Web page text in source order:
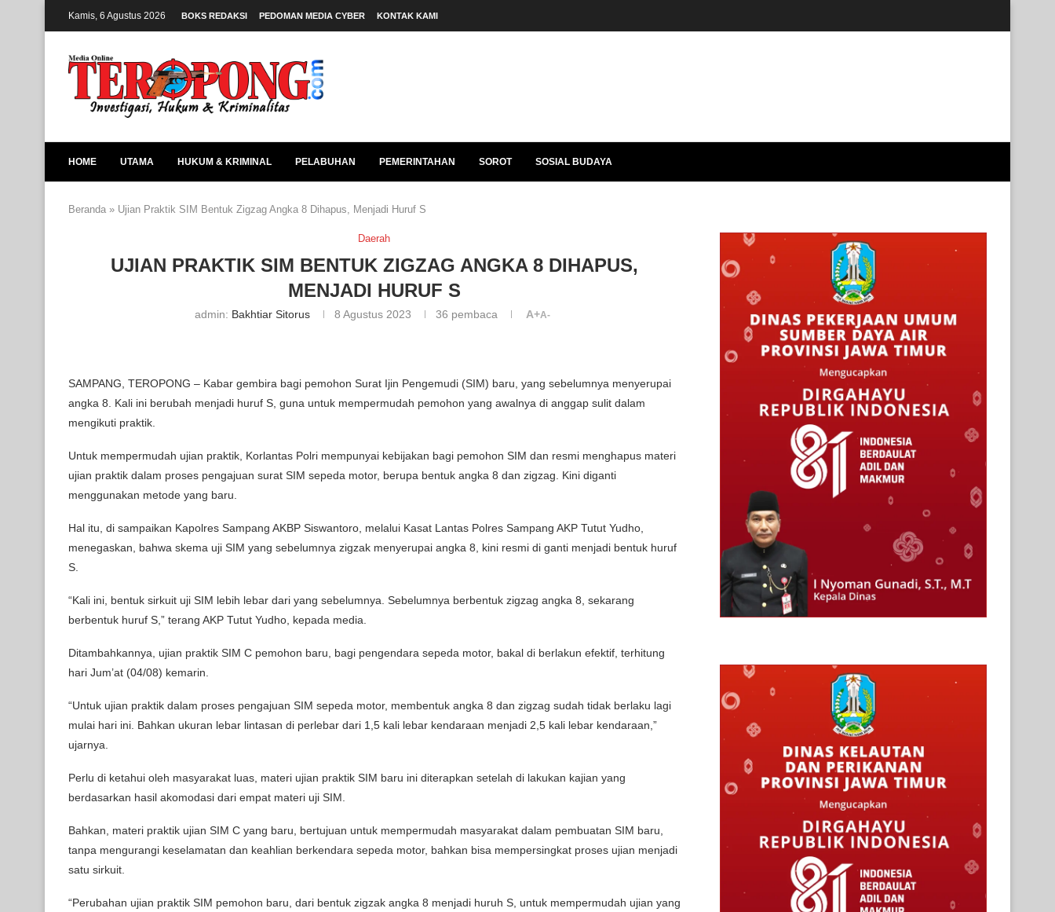
Kamis, 6 Agustus 2026 BOKS REDAKSI PEDOMAN MEDIA CYBER KONTAK KAMI
HOME UTAMA HUKUM & KRIMINAL PELABUHAN PEMERINTAHAN SOROT SOSIAL BUDAYA
Beranda » Ujian Praktik SIM Bentuk Zigzag Angka 8 Dihapus, Menjadi Huruf S
Daerah
UJIAN PRAKTIK SIM BENTUK ZIGZAG ANGKA 8 DIHAPUS,
MENJADI HURUF S
admin: Bakhtiar Sitorus 8 Agustus 2023 36 pembaca A+A-
SAMPANG, TEROPONG – Kabar gembira bagi pemohon Surat Ijin Pengemudi (SIM) baru, yang sebelumnya menyerupai
angka 8. Kali ini berubah menjadi huruf S, guna untuk mempermudah pemohon yang awalnya di anggap sulit dalam
mengikuti praktik.
Untuk mempermudah ujian praktik, Korlantas Polri mempunyai kebijakan bagi pemohon SIM dan resmi menghapus materi
ujian praktik dalam proses pengajuan surat SIM sepeda motor, berupa bentuk angka 8 dan zigzag. Kini diganti
menggunakan metode yang baru.
Hal itu, di sampaikan Kapolres Sampang AKBP Siswantoro, melalui Kasat Lantas Polres Sampang AKP Tutut Yudho,
menegaskan, bahwa skema uji SIM yang sebelumnya zigzak menyerupai angka 8, kini resmi di ganti menjadi bentuk huruf
S.
“Kali ini, bentuk sirkuit uji SIM lebih lebar dari yang sebelumnya. Sebelumnya berbentuk zigzag angka 8, sekarang
berbentuk huruf S,” terang AKP Tutut Yudho, kepada media.
Ditambahkannya, ujian praktik SIM C pemohon baru, bagi pengendara sepeda motor, bakal di berlakun efektif, terhitung
hari Jum’at (04/08) kemarin.
“Untuk ujian praktik dalam proses pengajuan SIM sepeda motor, membentuk angka 8 dan zigzag sudah tidak berlaku lagi
mulai hari ini. Bahkan ukuran lebar lintasan di perlebar dari 1,5 kali lebar kendaraan menjadi 2,5 kali lebar kendaraan,”
ujarnya.
Perlu di ketahui oleh masyarakat luas, materi ujian praktik SIM baru ini diterapkan setelah di lakukan kajian yang
berdasarkan hasil akomodasi dari empat materi uji SIM.
Bahkan, materi praktik ujian SIM C yang baru, bertujuan untuk mempermudah masyarakat dalam pembuatan SIM baru,
tanpa mengurangi keselamatan dan keahlian berkendara sepeda motor, bahkan bisa mempersingkat proses ujian menjadi
satu sirkuit.
“Perubahan ujian praktik SIM pemohon baru, dari bentuk zigzak angka 8 menjadi huruh S, untuk mempermudah ujian yang